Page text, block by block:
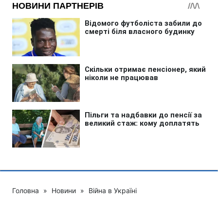
Головна » Новини » Війна в Україні